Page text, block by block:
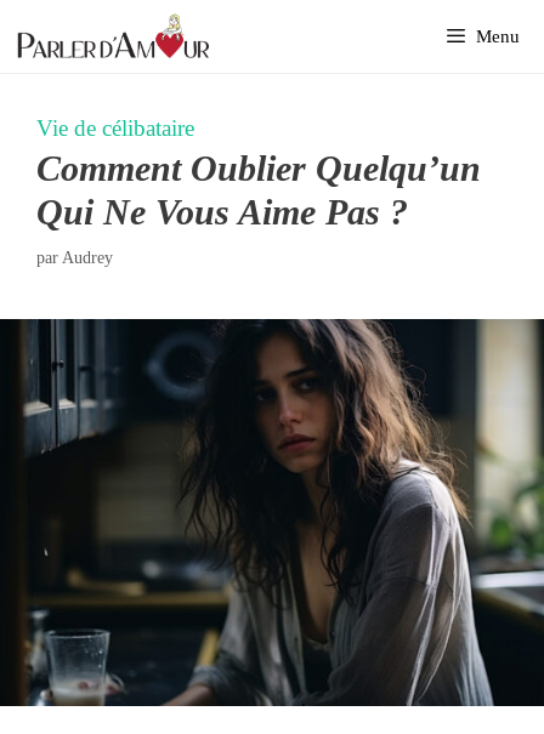
au
Menu
Vie de célibataire
Comment Oublier Quelqu’un
Qui Ne Vous Aime Pas ?
par Audrey